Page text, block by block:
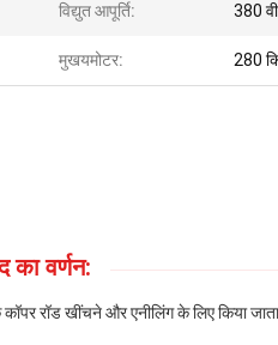
विद्युत आपूर्ति: 380
मुखयमोटर: 280
का वर्णन:
रॉड खींचने और एनीलिंग के लिए किया